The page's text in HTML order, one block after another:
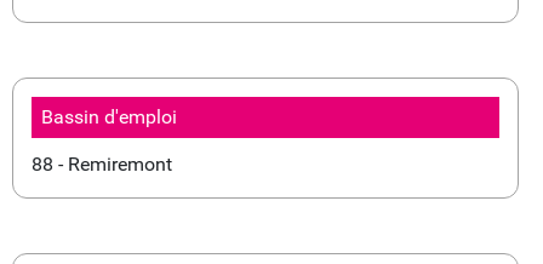
Bassin d'emploi
88 - Remiremont